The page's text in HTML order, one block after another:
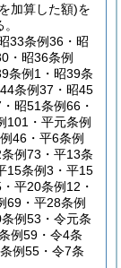
加算した額)を
33条例36・昭
・昭36条例
条例1・昭39条
条例37・昭45
昭51条例66・
101・平元条例
46・平6条例
例73・平13条
15条例3・平15
平20条例12・
69・平28条例
例53・令元条
例59・令4条
例55・令7条